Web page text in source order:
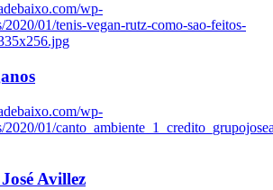
wp-
2020/01/tenis-vegan-rutz-como-sao-feitos-
wp-
2020/01/
Avillez